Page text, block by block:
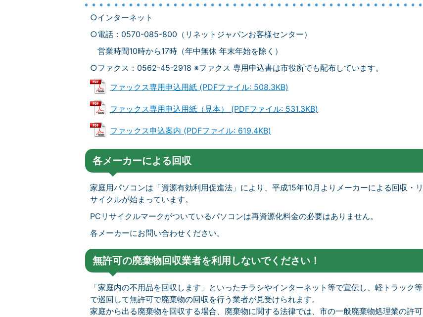
○インターネット
○電話：0570-085-800（リネットジャパンお客様センター）
営業時間10時から17時（年中無休 年末年始を除く）
○ファクス：0562-45-2918 ※ファクス 専用申込書は市役所でも配布しています。
ファックス専用申込用紙 (PDFファイル: 508.3KB)
ファックス専用申込用紙（見本） (PDFファイル: 531.3KB)
ファックス申込案内 (PDFファイル: 619.4KB)
各メーカーによる回収
家庭用パソコンは「資源有効利用促進法」により、平成15年10月よりメーカーによる回収・リ
サイクルが始まっています。
PCリサイクルマークがついているパソコンは再資源化料金の必要はありません。
各メーカーにお問い合わせください。
無許可の廃棄物回収業者を利用しないでください！
「家庭内の不用品を回収します」といったチラシやインターネット等で宣伝し、軽トラック等
で巡回して無許可で廃棄物の回収を行う業者が見受けられます。
家庭から出る廃棄物を回収する場合、廃棄物に関する法律では、市の一般廃棄物処理業の許可